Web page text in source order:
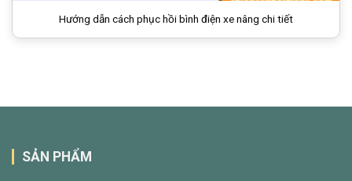
Hướng dẫn cách phục hồi bình điện xe nâng chi tiết
SẢN PHẨM